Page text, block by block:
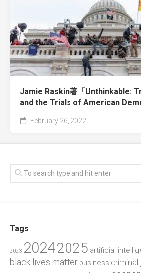
Jamie Raskin著「Unthinkable:
and the Trials of American
February 26, 2022
Tags
2023 20242025 artificial
black lives matter business criminal